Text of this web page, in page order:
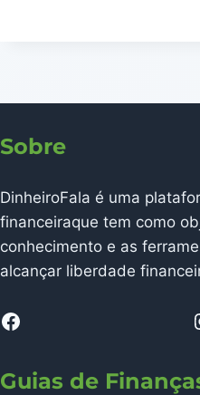
Sobre
DinheiroFala é uma
financeiraque tem como
conhecimento e as
alcançar liberdade
Guias de